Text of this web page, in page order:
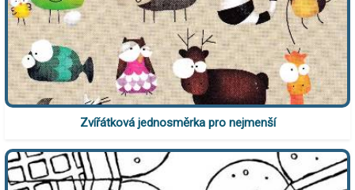
Zvířátková jednosměrka pro nejmenší